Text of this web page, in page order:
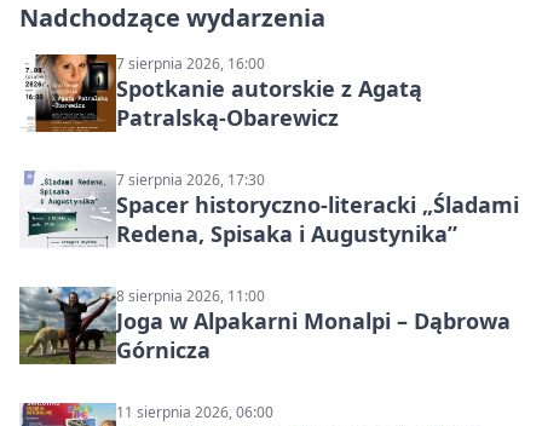
Nadchodzące wydarzenia
7 sierpnia 2026, 16:00
Spotkanie autorskie z Agatą
Patralską-Obarewicz
7 sierpnia 2026, 17:30
Spacer historyczno-literacki „Śladami
Redena, Spisaka i Augustynika”
8 sierpnia 2026, 11:00
Joga w Alpakarni Monalpi – Dąbrowa
Górnicza
11 sierpnia 2026, 06:00